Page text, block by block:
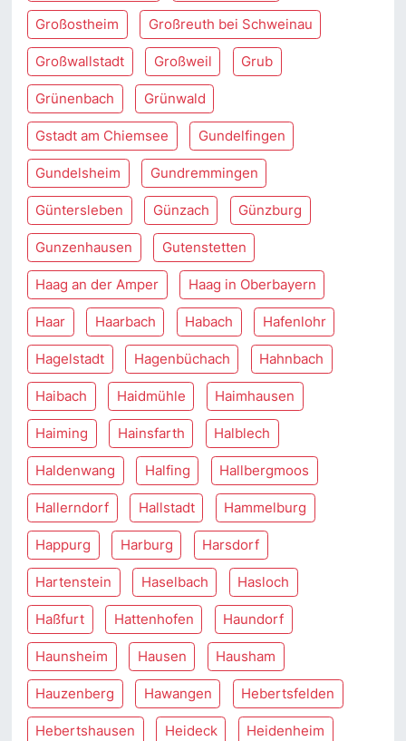
Großostheim Großreuth bei Schweinau
Großwallstadt Großweil Grub
Grünenbach Grünwald
Gstadt am Chiemsee Gundelfingen
Gundelsheim Gundremmingen
Güntersleben Günzach Günzburg
Gunzenhausen Gutenstetten
Haag an der Amper Haag in Oberbayern
Haar Haarbach Habach Hafenlohr
Hagelstadt Hagenbüchach Hahnbach
Haibach Haidmühle Haimhausen
Haiming Hainsfarth Halblech
Haldenwang Halfing Hallbergmoos
Hallerndorf Hallstadt Hammelburg
Happurg Harburg Harsdorf
Hartenstein Haselbach Hasloch
Haßfurt Hattenhofen Haundorf
Haunsheim Hausen Hausham
Hauzenberg Hawangen Hebertsfelden
Hebertshausen Heideck Heidenheim